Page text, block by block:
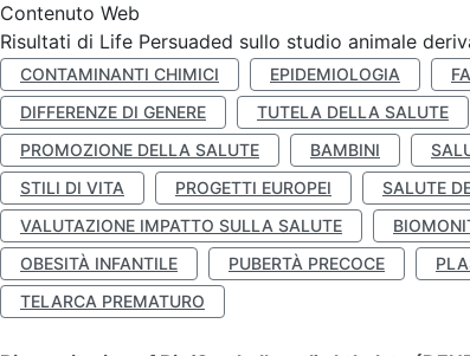
Contenuto Web
Risultati di Life Persuaded sullo studio animale
CONTAMINANTI CHIMICI EPIDEMIOLOGIA
DIFFERENZE DI GENERE
TUTELA DELLA SALUTE
PROMOZIONE DELLA SALUTE
BAMBINI
STILI DI VITA
PROGETTI EUROPEI SALUTE
VALUTAZIONE IMPATTO SULLA SALUTE
OBESITÀ INFANTILE
PUBERTÀ PRECOCE
TELARCA PREMATURO